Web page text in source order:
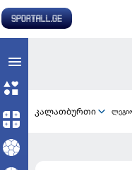
კალათბურთი